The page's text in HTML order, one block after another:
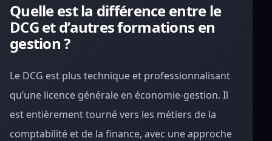
Quelle est la différence entre le
DCG et d’autres formations en
gestion ?
Le DCG est plus technique et professionnalisant
qu’une licence générale en économie-gestion. Il
est entièrement tourné vers les métiers de la
comptabilité et de la finance, avec une approche